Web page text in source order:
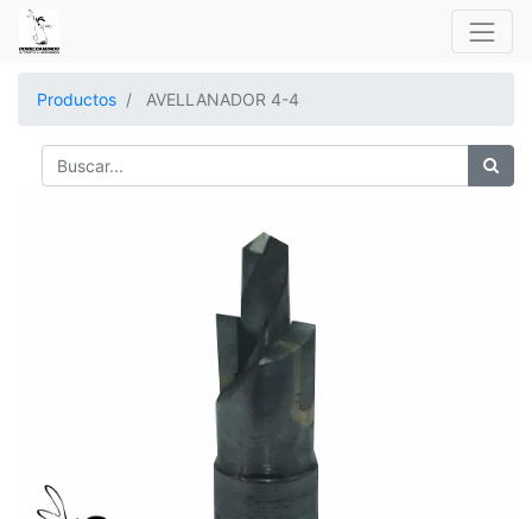
Productos AVELLANADOR 4-4